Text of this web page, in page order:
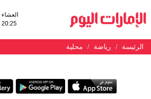
العشاء
20:25
الرئيسة رياضة محلية